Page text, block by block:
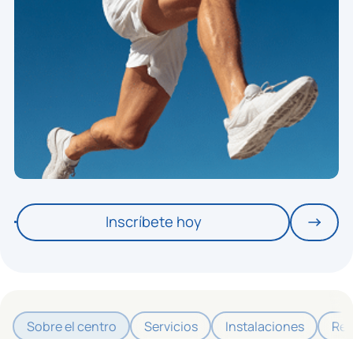
Inscríbete hoy
Sobre el centro Servicios Instalaciones